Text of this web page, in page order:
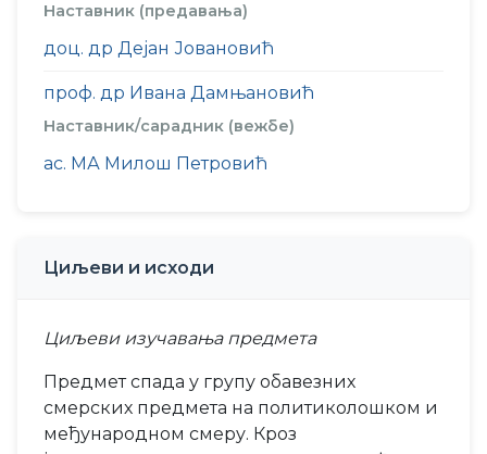
Наставник (предавања)
доц. др Дејан Јовановић
проф. др Ивана Дамњановић
Наставник/сарадник (вежбе)
ас. МА Милош Петровић
Циљеви и исходи
Циљеви изучавања предмета
Предмет спада у групу обавезних
смерских предмета на политиколошком и
међународном смеру. Кроз